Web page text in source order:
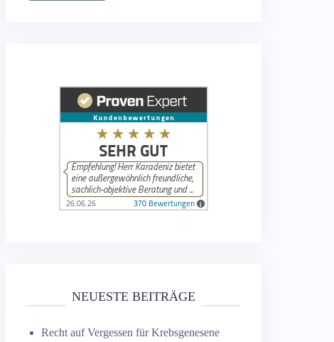
NEUESTE BEITRÄGE
Recht auf Vergessen für Krebsgenesene